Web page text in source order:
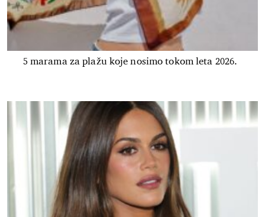
5 marama za plažu koje nosimo tokom leta 2026.